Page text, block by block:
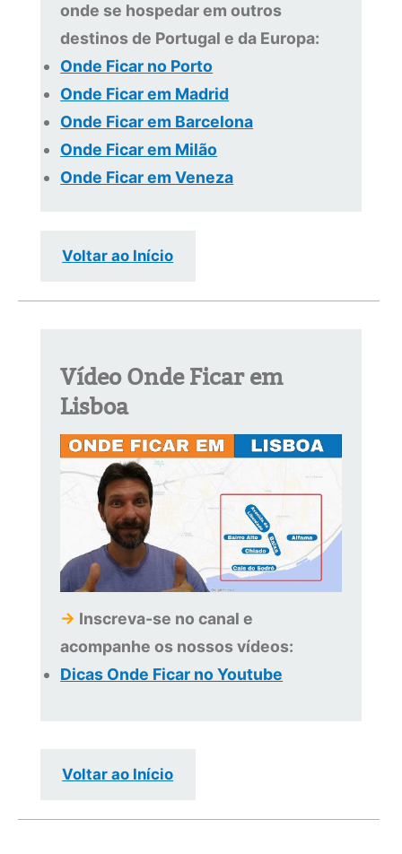
onde se hospedar em outros
destinos de Portugal e da Europa:
Onde Ficar no Porto
Onde Ficar em Madrid
Onde Ficar em Barcelona
Onde Ficar em Milão
Onde Ficar em Veneza
Voltar ao Início
Vídeo Onde Ficar em
Lisboa
→ Inscreva-se no canal e
acompanhe os nossos vídeos:
Dicas Onde Ficar no Youtube
Voltar ao Início